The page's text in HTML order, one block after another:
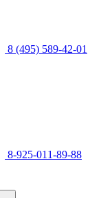
8 (495) 589-42-01
8-925-011-89-88